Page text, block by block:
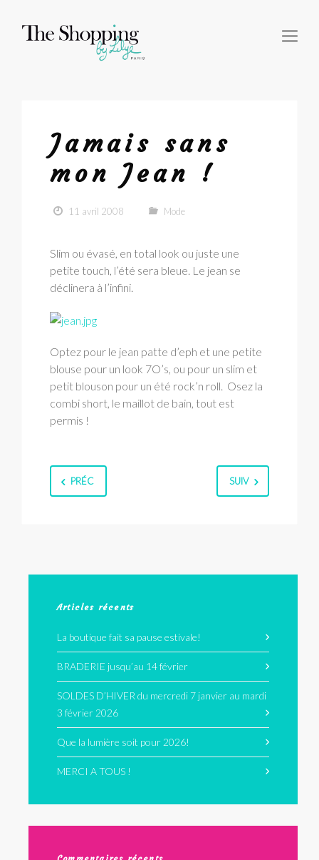
T
O
Jamais sans
mon Jean !
11 avril 2008 Mode
Slim ou évasé, en total look ou juste une
petite touch, l’été sera bleue. Le jean se
déclinera à l’infini.
Optez pour le jean patte d’eph et une petite
blouse pour un look 7O’s, ou pour un slim et
petit blouson pour un été rock’n roll. Osez la
combi short, le maillot de bain, tout est
permis !
PRÉC SUIV
Articles récents
La boutique fait sa pause estivale!
BRADERIE jusqu’au 14 février
SOLDES D’HIVER du mercredi 7 janvier au mardi
3 février 2026
Que la lumière soit pour 2026!
MERCI A TOUS !